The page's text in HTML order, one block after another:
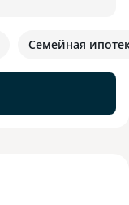
Семейная